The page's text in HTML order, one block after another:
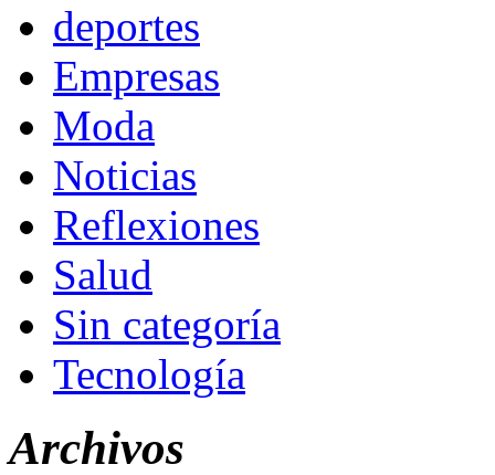
deportes
Empresas
Moda
Noticias
Reflexiones
Salud
Sin categoría
Tecnología
Archivos